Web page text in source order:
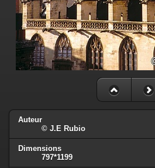
Auteur
© J.E Rubio
Dimensions
797*1199